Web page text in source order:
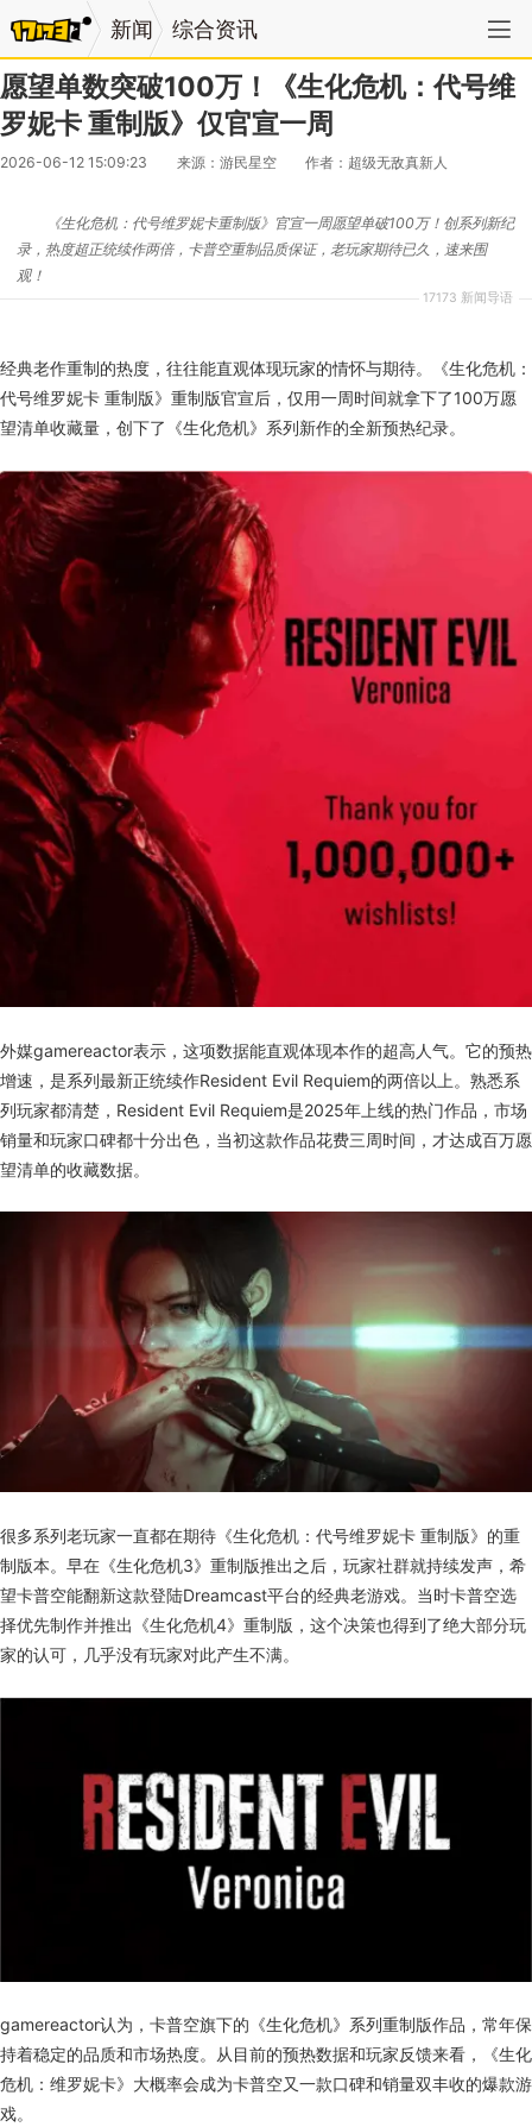
新闻 综合资讯
愿望单数突破100万！《生化危机：代号维
罗妮卡 重制版》仅官宣一周
2026-06-12 15:09:23 来源：游民星空 作者：超级无敌真新人
17173 新闻导语
《生化危机：代号维罗妮卡重制版》官宣一周愿望单破100万！创系列新纪
录，热度超正统续作两倍，卡普空重制品质保证，老玩家期待已久，速来围
观！
经典老作重制的热度，往往能直观体现玩家的情怀与期待。《生化危机：
代号维罗妮卡 重制版》重制版官宣后，仅用一周时间就拿下了100万愿
望清单收藏量，创下了《生化危机》系列新作的全新预热纪录。
外媒gamereactor表示，这项数据能直观体现本作的超高人气。它的预热
增速，是系列最新正统续作Resident Evil Requiem的两倍以上。熟悉系
列玩家都清楚，Resident Evil Requiem是2025年上线的热门作品，市场
销量和玩家口碑都十分出色，当初这款作品花费三周时间，才达成百万愿
望清单的收藏数据。
很多系列老玩家一直都在期待《生化危机：代号维罗妮卡 重制版》的重
制版本。早在《生化危机3》重制版推出之后，玩家社群就持续发声，希
望卡普空能翻新这款登陆Dreamcast平台的经典老游戏。当时卡普空选
择优先制作并推出《生化危机4》重制版，这个决策也得到了绝大部分玩
家的认可，几乎没有玩家对此产生不满。
gamereactor认为，卡普空旗下的《生化危机》系列重制版作品，常年保
持着稳定的品质和市场热度。从目前的预热数据和玩家反馈来看，《生化
危机：维罗妮卡》大概率会成为卡普空又一款口碑和销量双丰收的爆款游
戏。